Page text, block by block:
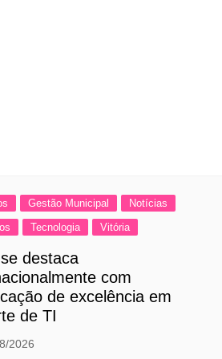
Gestão Municipal
Notícias
Tecnologia Vitória
destaca
com
de excelência em
de TI
2026